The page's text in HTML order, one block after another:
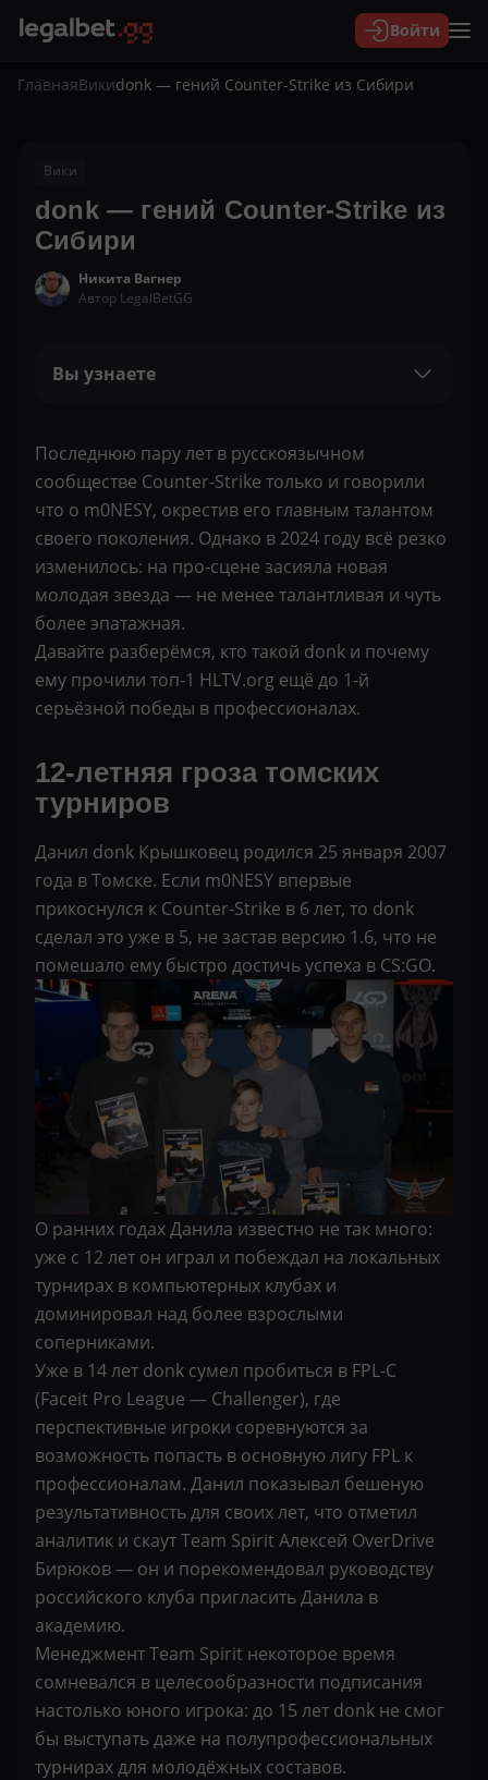
Войти
ГлавнаяВикиdonk — гений Counter-Strike из Сибири
Вики
donk — гений Counter-Strike из
Сибири
Никита Вагнер
Автор LegalBetGG
Вы узнаете
Последнюю пару лет в русскоязычном
сообществе Counter-Strike только и говорили
что о m0NESY, окрестив его главным талантом
своего поколения. Однако в 2024 году всё резко
изменилось: на про-сцене засияла новая
молодая звезда — не менее талантливая и чуть
более эпатажная.
Давайте разберёмся, кто такой donk и почему
ему прочили топ-1 HLTV.org ещё до 1-й
серьёзной победы в профессионалах.
12-летняя гроза томских
турниров
Данил donk Крышковец родился 25 января 2007
года в Томске. Если m0NESY впервые
прикоснулся к Counter-Strike в 6 лет, то donk
сделал это уже в 5, не застав версию 1.6, что не
помешало ему быстро достичь успеха в CS:GO.
О ранних годах Данила известно не так много:
уже с 12 лет он играл и побеждал на локальных
турнирах в компьютерных клубах и
доминировал над более взрослыми
соперниками.
Уже в 14 лет donk сумел пробиться в FPL-C
(Faceit Pro League — Challenger), где
перспективные игроки соревнуются за
возможность попасть в основную лигу FPL к
профессионалам. Данил показывал бешеную
результативность для своих лет, что отметил
аналитик и скаут Team Spirit Алексей OverDrive
Бирюков — он и порекомендовал руководству
российского клуба пригласить Данила в
академию.
Менеджмент Team Spirit некоторое время
сомневался в целесообразности подписания
настолько юного игрока: до 15 лет donk не смог
бы выступать даже на полупрофессиональных
турнирах для молодёжных составов.